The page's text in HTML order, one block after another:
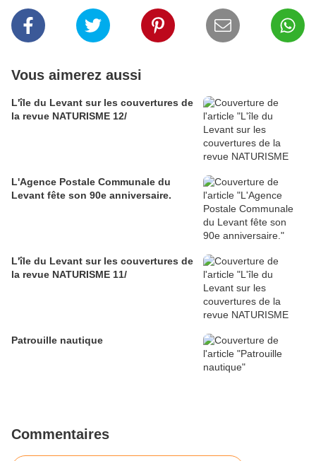
Vous aimerez aussi
L'île du Levant sur les couvertures de
la revue NATURISME 12/
L'Agence Postale Communale du
Levant fête son 90e anniversaire.
L'île du Levant sur les couvertures de
la revue NATURISME 11/
Patrouille nautique
Commentaires